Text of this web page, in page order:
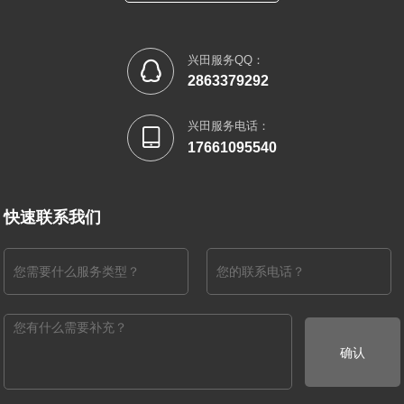
 兴田服务QQ：
2863379292
 兴田服务电话：
17661095540
快速联系我们
确认